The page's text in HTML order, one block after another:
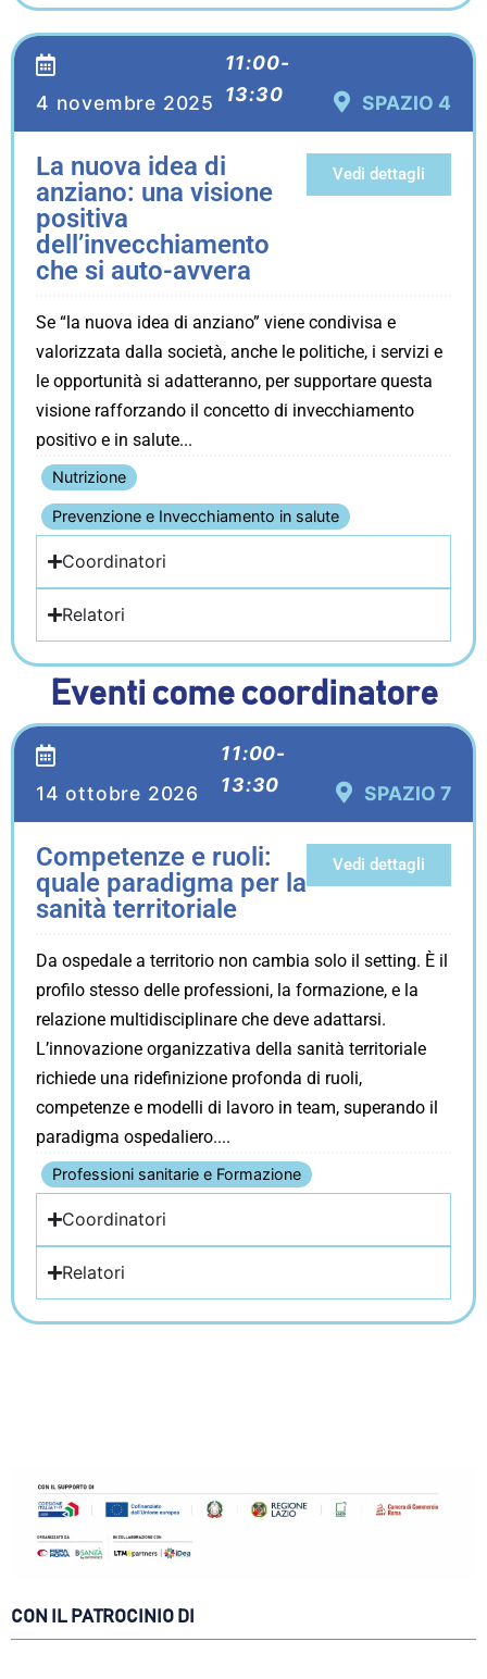
4 novembre 2025
11:00-
13:30
SPAZIO 4
La nuova idea di
anziano: una visione
positiva
dell’invecchiamento
che si auto-avvera
Vedi dettagli
Se “la nuova idea di anziano” viene condivisa e
valorizzata dalla società, anche le politiche, i servizi e
le opportunità si adatteranno, per supportare questa
visione rafforzando il concetto di invecchiamento
positivo e in salute
Nutrizione
Prevenzione e Invecchiamento in salute
Coordinatori
Relatori
Eventi come coordinatore
14 ottobre 2026
11:00-
13:30
SPAZIO 7
Competenze e ruoli:
quale paradigma per la
sanità territoriale
Vedi dettagli
Da ospedale a territorio non cambia solo il setting. È il
profilo stesso delle professioni, la formazione, e la
relazione multidisciplinare che deve adattarsi.
L’innovazione organizzativa della sanità territoriale
richiede una ridefinizione profonda di ruoli,
competenze e modelli di lavoro in team, superando il
paradigma ospedaliero.
Professioni sanitarie e Formazione
Coordinatori
Relatori
CON IL PATROCINIO DI